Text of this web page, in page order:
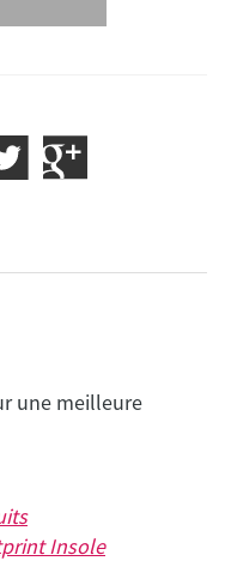
une meilleure
Insole